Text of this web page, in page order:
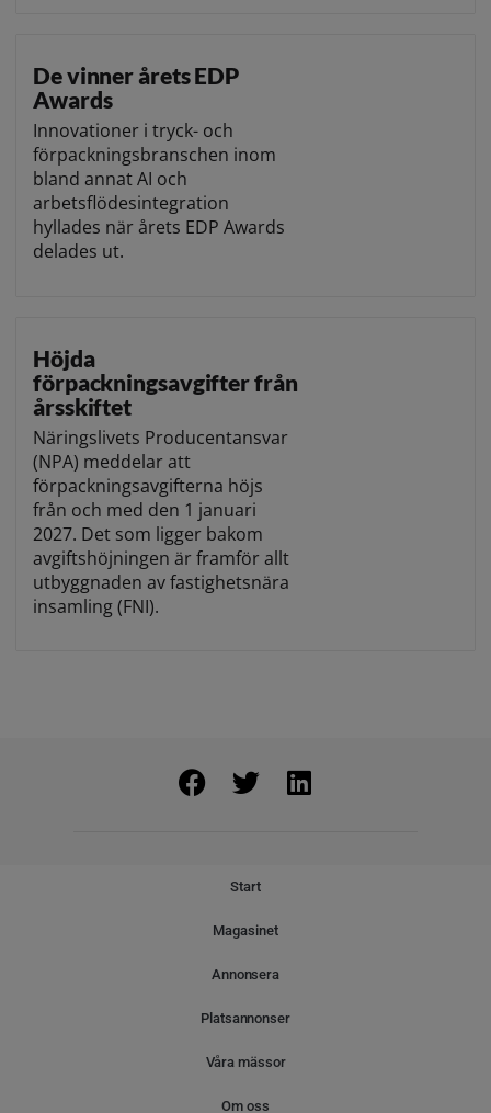
De vinner årets EDP
Awards
Innovationer i tryck- och
förpackningsbranschen inom
bland annat AI och
arbetsflödesintegration
hyllades när årets EDP Awards
delades ut.
Höjda
förpackningsavgifter från
årsskiftet
Näringslivets Producentansvar
(NPA) meddelar att
förpackningsavgifterna höjs
från och med den 1 januari
2027. Det som ligger bakom
avgiftshöjningen är framför allt
utbyggnaden av fastighetsnära
insamling (FNI).
Start
Magasinet
Annonsera
Platsannonser
Våra mässor
Om oss